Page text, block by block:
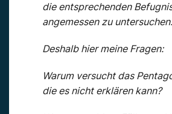
die entsprechenden
angemessen zu untersuchen.
Deshalb hier meine Fragen:
Warum versucht das
die es nicht erklären kann?